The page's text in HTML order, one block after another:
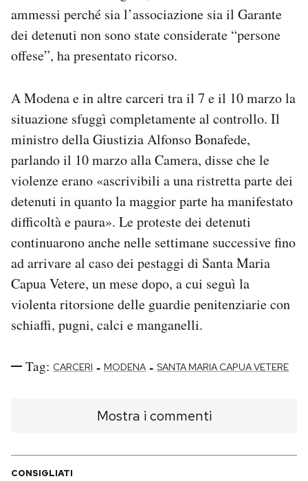
ammessi perché sia l’associazione sia il Garante
dei detenuti non sono state considerate “persone
offese”, ha presentato ricorso.
A Modena e in altre carceri tra il 7 e il 10 marzo la
situazione sfuggì completamente al controllo. Il
ministro della Giustizia Alfonso Bonafede,
parlando il 10 marzo alla Camera, disse che le
violenze erano «ascrivibili a una ristretta parte dei
detenuti in quanto la maggior parte ha manifestato
difficoltà e paura». Le proteste dei detenuti
continuarono anche nelle settimane successive fino
ad arrivare al caso dei pestaggi di Santa Maria
Capua Vetere, un mese dopo, a cui seguì la
violenta ritorsione delle guardie penitenziarie con
schiaffi, pugni, calci e manganelli.
Tag: CARCERI - MODENA - SANTA MARIA CAPUA VETERE
Mostra i commenti
CONSIGLIATI